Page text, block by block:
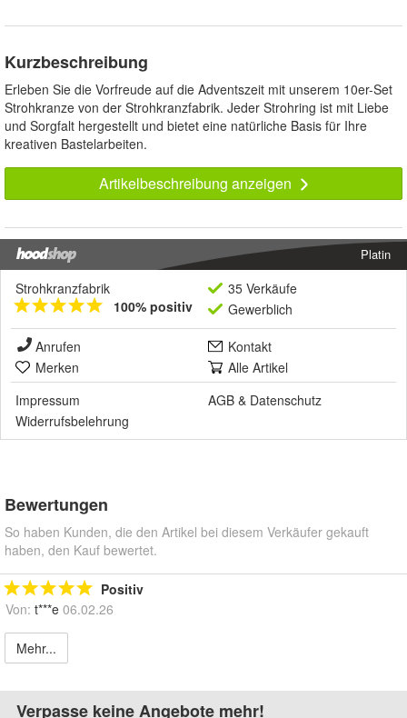
Kurzbeschreibung
Erleben Sie die Vorfreude auf die Adventszeit mit unserem 10er-Set
Strohkranze von der Strohkranzfabrik. Jeder Strohring ist mit Liebe
und Sorgfalt hergestellt und bietet eine natürliche Basis für Ihre
kreativen Bastelarbeiten.
Artikelbeschreibung anzeigen
Platin
Strohkranzfabrik
100% positiv
35 Verkäufe
Gewerblich
Anrufen
Kontakt
Merken
Alle Artikel
Impressum
AGB & Datenschutz
Widerrufsbelehrung
Bewertungen
So haben Kunden, die den Artikel bei diesem Verkäufer gekauft
haben, den Kauf bewertet.
Positiv
Von: t***e 06.02.26
Mehr...
Verpasse keine Angebote mehr!